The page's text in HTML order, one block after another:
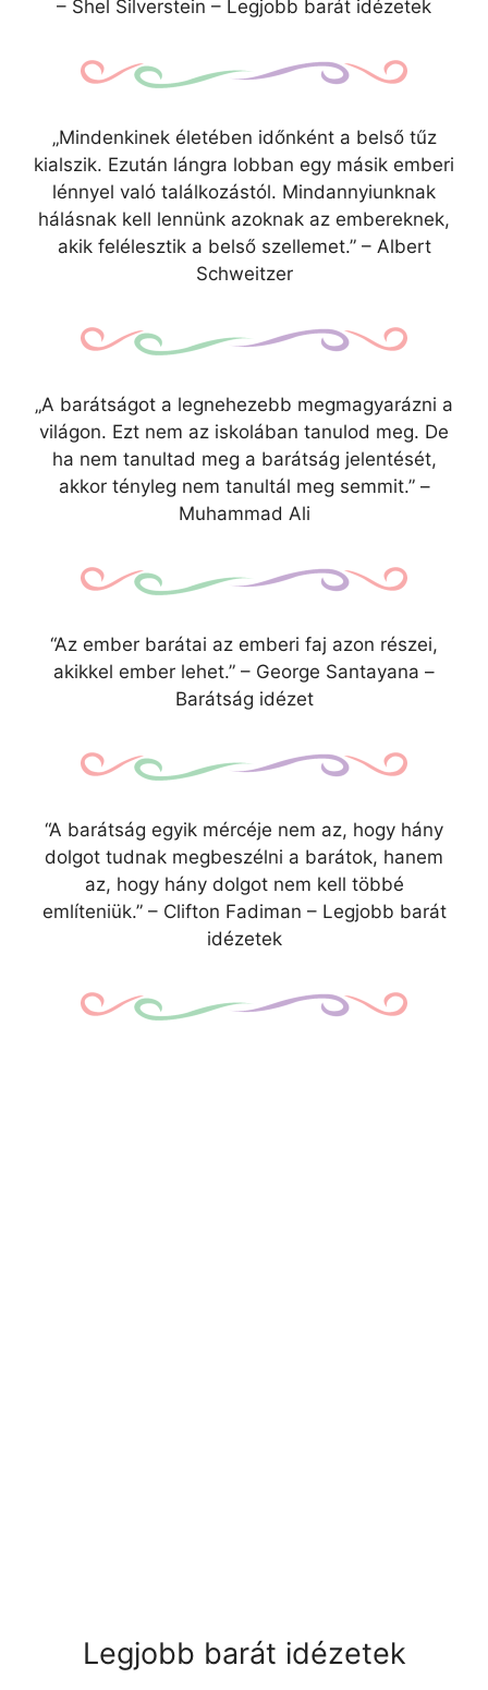
– Shel Silverstein – Legjobb barát idézetek
„Mindenkinek életében időnként a belső tűz
kialszik. Ezután lángra lobban egy másik emberi
lénnyel való találkozástól. Mindannyiunknak
hálásnak kell lennünk azoknak az embereknek,
akik felélesztik a belső szellemet.” – Albert
Schweitzer
„A barátságot a legnehezebb megmagyarázni a
világon. Ezt nem az iskolában tanulod meg. De
ha nem tanultad meg a barátság jelentését,
akkor tényleg nem tanultál meg semmit.” –
Muhammad Ali
“Az ember barátai az emberi faj azon részei,
akikkel ember lehet.” – George Santayana –
Barátság idézet
“A barátság egyik mércéje nem az, hogy hány
dolgot tudnak megbeszélni a barátok, hanem
az, hogy hány dolgot nem kell többé
említeniük.” – Clifton Fadiman – Legjobb barát
idézetek
Legjobb barát idézetek